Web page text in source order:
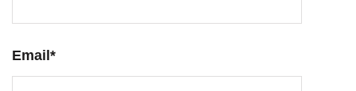
Email *